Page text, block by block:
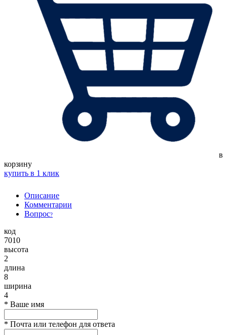
в
корзину
купить в 1 клик
Описание
Комментарии
Вопрос?
код
7010
высота
2
длина
8
ширина
4
* Ваше имя
* Почта или телефон для ответа